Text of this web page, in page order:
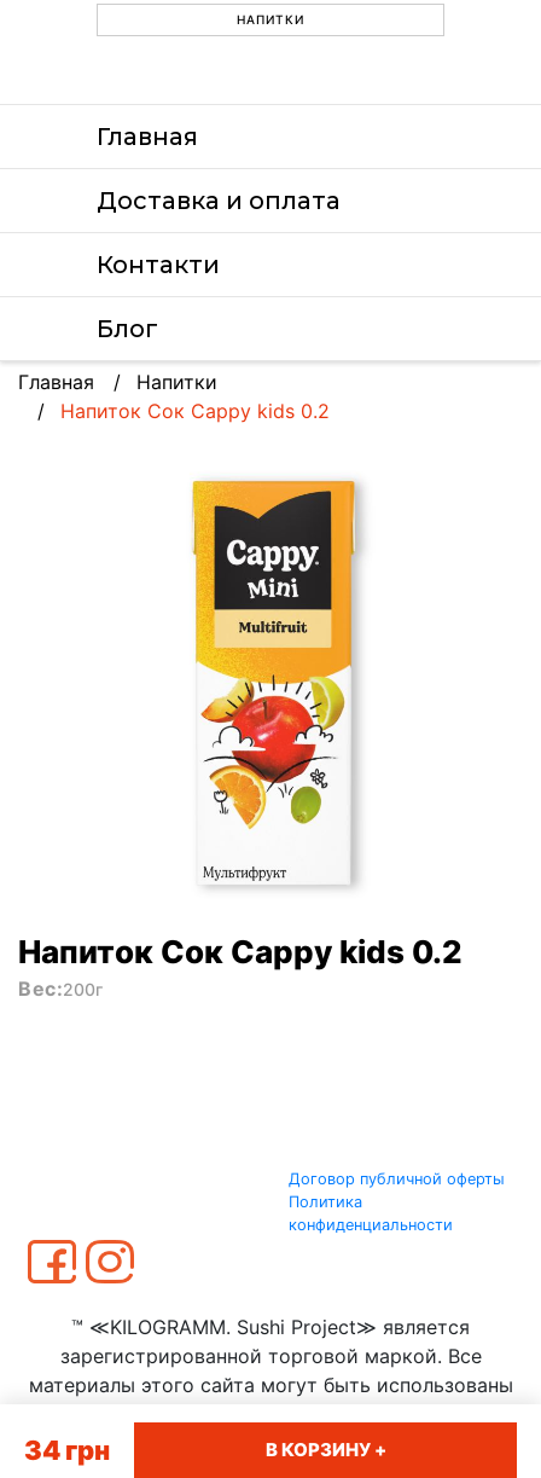
НАПИТКИ
Главная
Доставка и оплата
Контакти
Блог
Главная
Напитки
Напиток Сок Cappy kids 0.2
Напиток Сок Cappy kids 0.2
Вес:200г
34грн В КОРЗИНУ +
Договор публичной оферты
Политика
конфиденциальности
™ ≪KILOGRAMM. Sushi Project≫ является
зарегистрированной торговой маркой. Все
материалы этого сайта могут быть использованы
Сумы | Полтава | Житомир | Запорожье